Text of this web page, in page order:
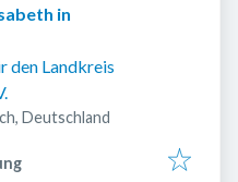
in
den Landkreis
Deutschland